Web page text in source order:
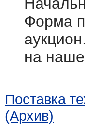
Форма
на
Поставка
(Архив)